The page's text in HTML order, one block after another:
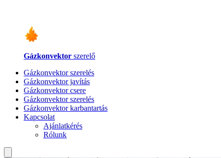
Gázkonvektor szerelő
Gázkonvektor szerelés
Gázkonvektor javítás
Gázkonvektor csere
Gázkonvektor szerelés
Gázkonvektor karbantartás
Kapcsolat
Ajánlatkérés
Rólunk